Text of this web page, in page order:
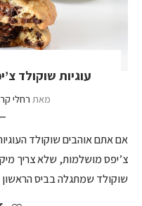
עוגיות שוקולד
מאת רחלי
אם אתם אוהבים שוקולד
צ’יפס מושלמות, שלא צריך
שוקולד שמתגלה בביס הראשון